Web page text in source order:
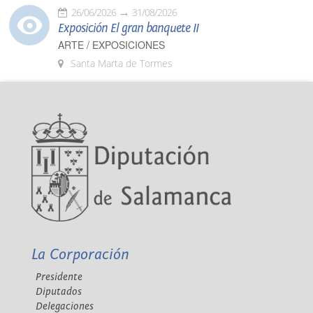
26/06/2026 31/08/2026
Exposición El gran banquete II
ARTE / EXPOSICIONES
Santa Marta de Tormes
La Corporación
Presidente
Diputados
Delegaciones